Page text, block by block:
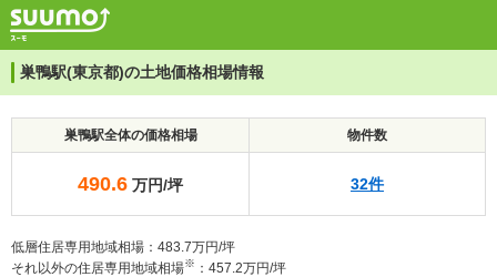
巣鴨駅(東京都)の土地価格相場情報
巣鴨駅全体の価格相場 物件数
490.6 万円/坪 32件
低層住居専用地域相場：483.7万円/坪
それ以外の住居専用地域相場※ ：457.2万円/坪